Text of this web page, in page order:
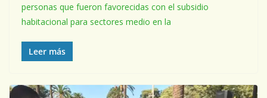
personas que fueron favorecidas con el subsidio
habitacional para sectores medio en la
Leer más